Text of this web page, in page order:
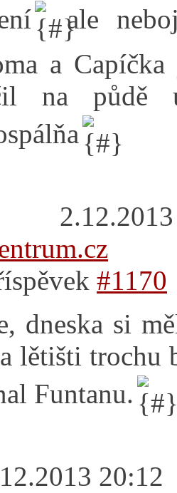
ale
a
na půdě
#1170
dneska si
lětišti trochu
Funtanu.